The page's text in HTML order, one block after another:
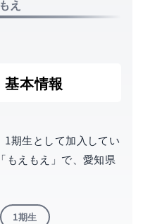
え
本情報
1期生として加入してい
もえもえ」で、愛知県
1期生